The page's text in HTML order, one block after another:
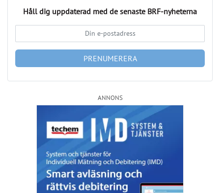
Håll dig uppdaterad med de senaste BRF-nyheterna
PRENUMERERA
ANNONS